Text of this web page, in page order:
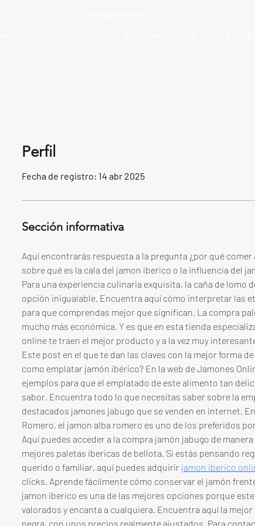
Perfil
Fecha de registro: 14 abr 2025
Sección informativa
Aquí encontrarás respuesta a la pregunta ¿por qué
sobre qué es la cala del jamon iberico o la influencia del
Para una experiencia culinaria exquisita, la caña de lomo
opción inigualable. Encuentra aquí cómo interpretar las
para que comprendas mejor que significan. La compra
mucho más económica. Y es que en esta tienda
online te traen el mejor producto y a la vez muy
Este post en el que te dan las claves con la mejor forma
como emplatar jamón ibérico? En la web de Jamones
ejemplos para que el emplatado de este alimento tan
sabor. Encuentra todo lo que necesitas saber sobre la
destacados jamones jabugo que se venden en internet.
Romero, el jamon alba romero es uno de los preferidos
Aquí puedes acceder a la compra jamón jabugo de
mejores paletas ibericas de bellota. Si estás pensando
querido o familiar, aquí puedes adquirir jamon iberico
clicks. Aprende fácilmente cómo conservar el jamón
jamon iberico es una de las mejores opciones porque
valorados y encanta a cualquiera. Encuentra aquí la
negra, con unos precios realmente ajustados. Para